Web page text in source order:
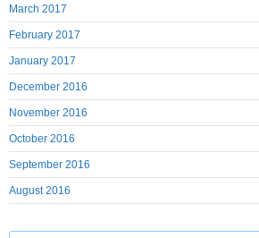
March 2017
February 2017
January 2017
December 2016
November 2016
October 2016
September 2016
August 2016